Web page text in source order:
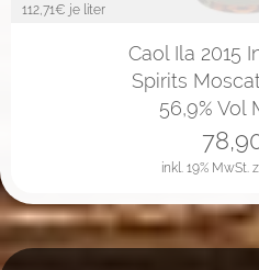
112,71€ je liter
Caol Ila 2015
Spirits
56,9% Vol
inkl. 19% MwSt.